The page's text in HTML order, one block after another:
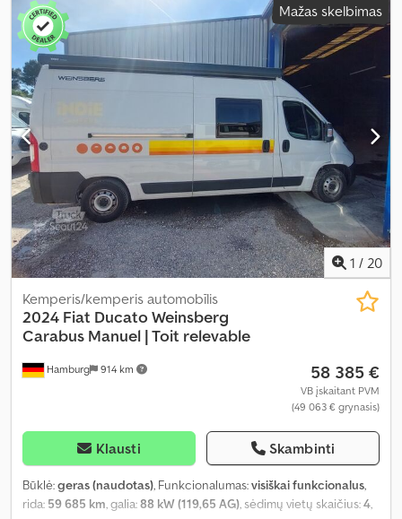
Pasirinkite prekybininko paketąMažas skelbimas
1 / 20
Hamburg 914 km
Kemperis/kemperis automobīlis
2024 Fiat Ducato Weinsberg
Carabus Manuel | Toit relevable
58 385 €
VB įskaitant PVM
(49 063 € grynasis)
Klausti Skambinti
Būklė:geras (naudotas), Funkcionalumas:visiškai funkcionalus,
rida: 59 685 km, galia:88 kW (119,65 AG), sėdimų vietų skaičius:4,